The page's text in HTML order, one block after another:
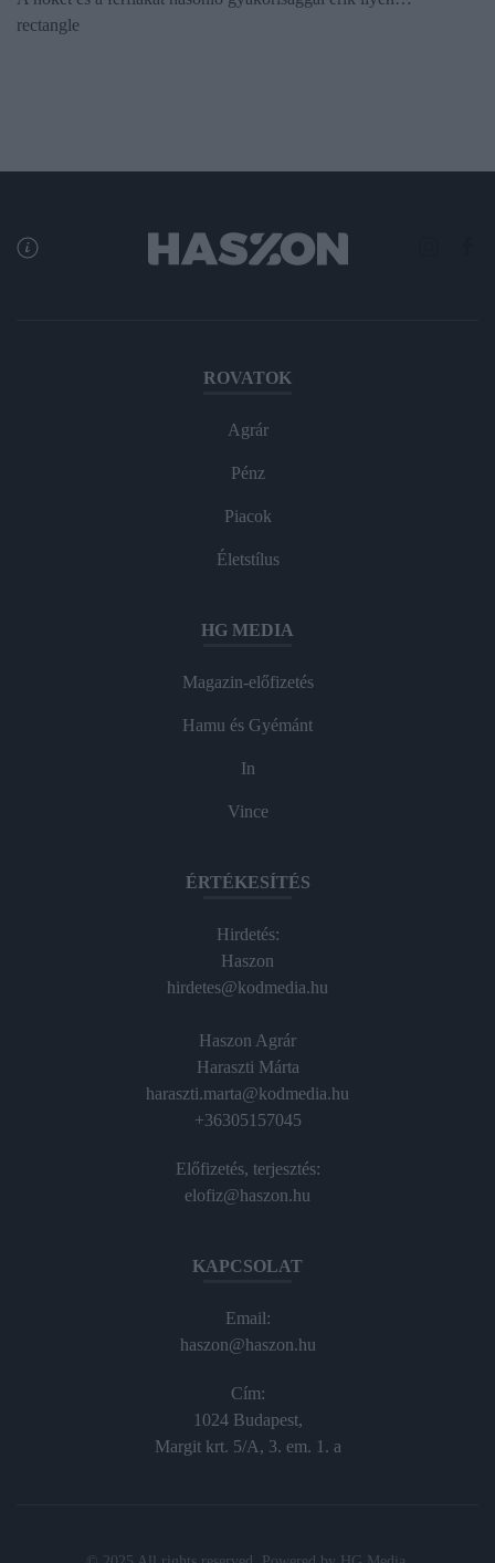
rectangle
ROVATOK
Agrár
Pénz
Piacok
Életstílus
HG MEDIA
Magazin-előfizetés
Hamu és Gyémánt
In
Vince
ÉRTÉKESÍTÉS
Hirdetés:
Haszon
hirdetes@kodmedia.hu
Haszon Agrár
Haraszti Márta
haraszti.marta@kodmedia.hu
+36305157045
Előfizetés, terjesztés:
elofiz@haszon.hu
KAPCSOLAT
Email:
haszon@haszon.hu
Cím:
1024 Budapest,
Margit krt. 5/A, 3. em. 1. a